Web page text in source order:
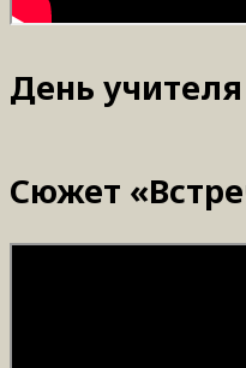
День учителя
Сюжет